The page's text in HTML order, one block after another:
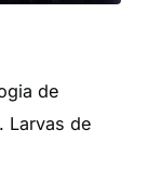
de
Larvas de